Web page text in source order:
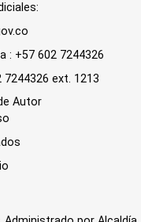
: +57 602 7244326
ext. 1213
Autor